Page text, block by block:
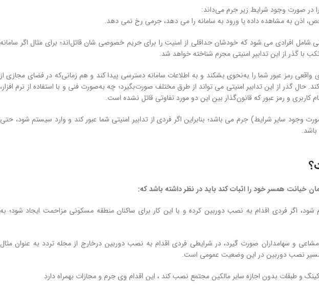
را در صورت وجود شرایط زیر جرم می‌داند:
اذن به مشاهده داده یا ورود به سامانه را می ‌دهد، جرمی رخ نمی ‌دهد.
شامل افرادی می ‌شود که خودشان حداقلی از امنیت را برای حریم خصوصی ‌شان قائل‌اند؛ برای مثال اگر سامانه
با گذر از این تدابیر امنیتی مجرم شناخته خواهد شد.
رمز عبور شما را به‌نحوی بشکند و به اطلاعات سامانه دسترسی پیدا کند و هم زمانی‌که در فضای مجازی از
حال گذر از این تدابیر امنیتی می ‌تواند از طرق مختلف صورت‌بگیرد؛ چه به‌صورت فنی و با استفاده از نرم ‌افزار،
و رمز عبور که قانون‌گذار بین این دو مورد تفاوتی قائل نشده است.
سایر شرایط) جرم می‌ باشد؛ بنابراین اگر فردی از تدابیر امنیتی شما عبور کند و وارد سیستم شود، حتی
خیانت همسر خود را اثبات کند باید در نظر داشته باشد که:
اگر فردی اقدام به نصب دوربین کرده و با این کار برای ساکنان منطقه مسکونی مزاحمت ایجاد شود؛ به
و سهامداران صورت گیرد، در شرایطی فردی اقدام به نصب دوربین درخارج از محله تردد به عنوان مثال
نصب دوربین در این وضعیت عمومی است.
و طبقات بدون اجازه سایر مالکین مجتمع نصب کند ، این اقدام وی جرم و مجازات بهمراه دارد